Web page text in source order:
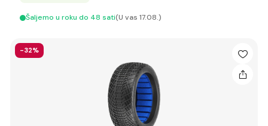
Šaljemo u roku do 48 sati(U vas 17.08.)
-32%